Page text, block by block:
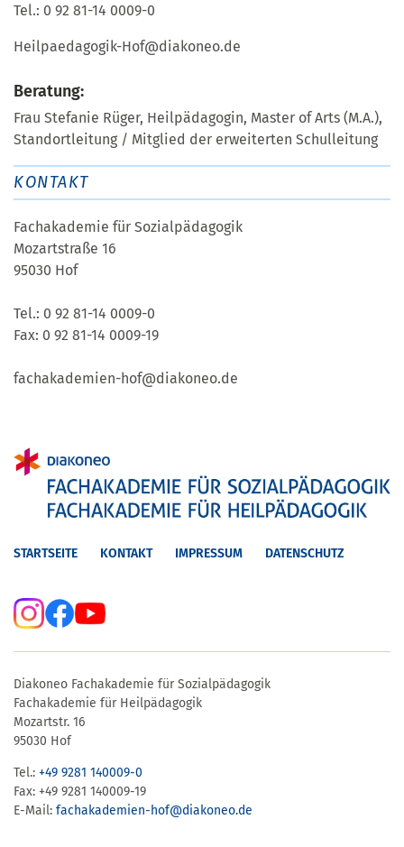
Tel.: 0 92 81-14 0009-0
Heilpaedagogik-Hof@diakoneo.de
Beratung:
Frau Stefanie Rüger, Heilpädagogin, Master of Arts (M.A.),
Standortleitung / Mitglied der erweiterten Schulleitung
KONTAKT
Fachakademie für Sozialpädagogik
Mozartstraße 16
95030 Hof
Tel.: 0 92 81-14 0009-0
Fax: 0 92 81-14 0009-19
fachakademien-hof@diakoneo.de
STARTSEITE KONTAKT IMPRESSUM DATENSCHUTZ
Diakoneo Fachakademie für Sozialpädagogik
Fachakademie für Heilpädagogik
Mozartstr. 16
95030 Hof
Tel.: +49 9281 140009-0
Fax: +49 9281 140009-19
E-Mail: fachakademien-hof@diakoneo.de